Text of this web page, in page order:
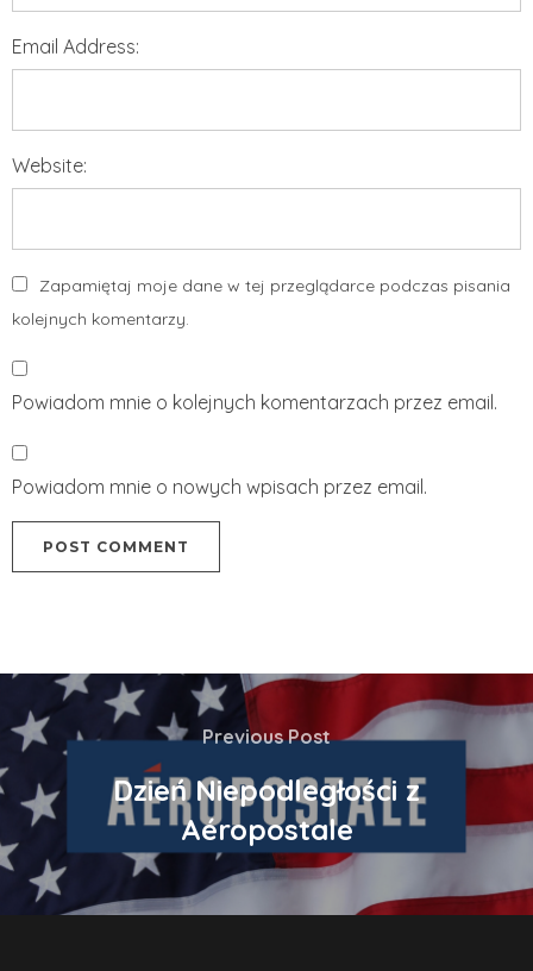
Email Address:
Website:
Zapamiętaj moje dane w tej przeglądarce podczas pisania
kolejnych komentarzy.
Powiadom mnie o kolejnych komentarzach przez email.
Powiadom mnie o nowych wpisach przez email.
Previous Post
Dzień Niepodległości z
Aéropostale